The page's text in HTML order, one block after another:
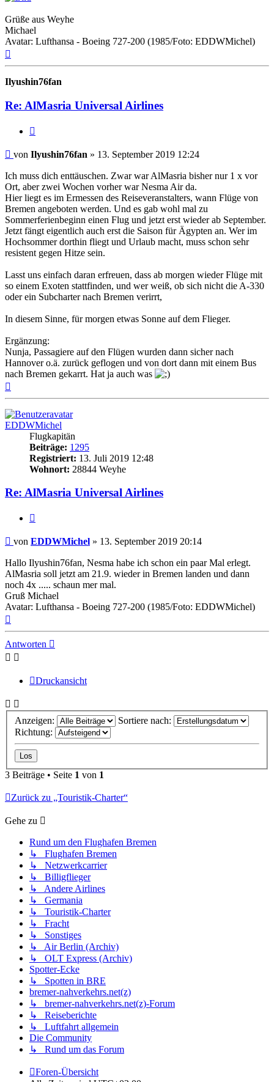
Grüße aus Weyhe
Michael
Avatar: Lufthansa - Boeing 727-200 (1985/Foto: EDDWMichel)
Ilyushin76fan
Re: AlMasria Universal Airlines
Ungelesener
Beitrag
von Ilyushin76fan » 13. September 2019 12:24
Ich muss dich enttäuschen. Zwar war AlMasria bisher nur 1 x vor
Ort, aber zwei Wochen vorher war Nesma Air da.
Hier liegt es im Ermessen des Reiseveranstalters, wann Flüge von
Bremen angeboten werden. Und es gab wohl mal zu
Sommerferienbeginn einen Flug und jetzt erst wieder ab September.
Jetzt fängt eigentlich auch erst die Saison für Ägypten an. Wer im
Hochsommer dorthin fliegt und Urlaub macht, muss schon sehr
resistent gegen Hitze sein.
Lasst uns einfach daran erfreuen, dass ab morgen wieder Flüge mit
so einem Exoten stattfinden, und wer weiß, ob sich nicht die A-330
oder ein Subcharter nach Bremen verirrt,
In diesem Sinne, für morgen etwas Sonne auf dem Flieger.
Ergänzung:
Nunja, Passagiere auf den Flügen wurden dann sicher nach
Hannover o.ä. zurück geflogen und von dort dann mit einem Bus
nach Bremen gekarrt. Hat ja auch was
EDDWMichel
Flugkapitän
Beiträge: 1295
Registriert: 13. Juli 2019 12:48
Wohnort: 28844 Weyhe
Re: AlMasria Universal Airlines
Ungelesener
von EDDWMichel » 13. September 2019 20:14
Hallo Ilyushin76fan, Nesma habe ich schon ein paar Mal erlegt.
AlMasria soll jetzt am 21.9. wieder in Bremen landen und dann
noch 4x ..... schaun mer mal.
Gruß Michael
Avatar: Lufthansa - Boeing 727-200 (1985/Foto: EDDWMichel)
Antworten
Druckansicht
Anzeigen:
Sortiere nach:
Richtung:
3 Beiträge • Seite 1 von 1
Zurück zu „Touristik-Charter“
Gehe zu
Rund um den Flughafen Bremen
↳ Flughafen Bremen
↳ Netzwerkcarrier
↳ Billigflieger
↳ Andere Airlines
↳ Germania
↳ Touristik-Charter
↳ Fracht
↳ Sonstiges
↳ Air Berlin (Archiv)
↳ OLT Express (Archiv)
Spotter-Ecke
↳ Spotten in BRE
bremer-nahverkehrs.net(z)
↳ bremer-nahverkehrs.net(z)-Forum
↳ Reiseberichte
↳ Luftfahrt allgemein
Die Community
↳ Rund um das Forum
Foren-Übersicht